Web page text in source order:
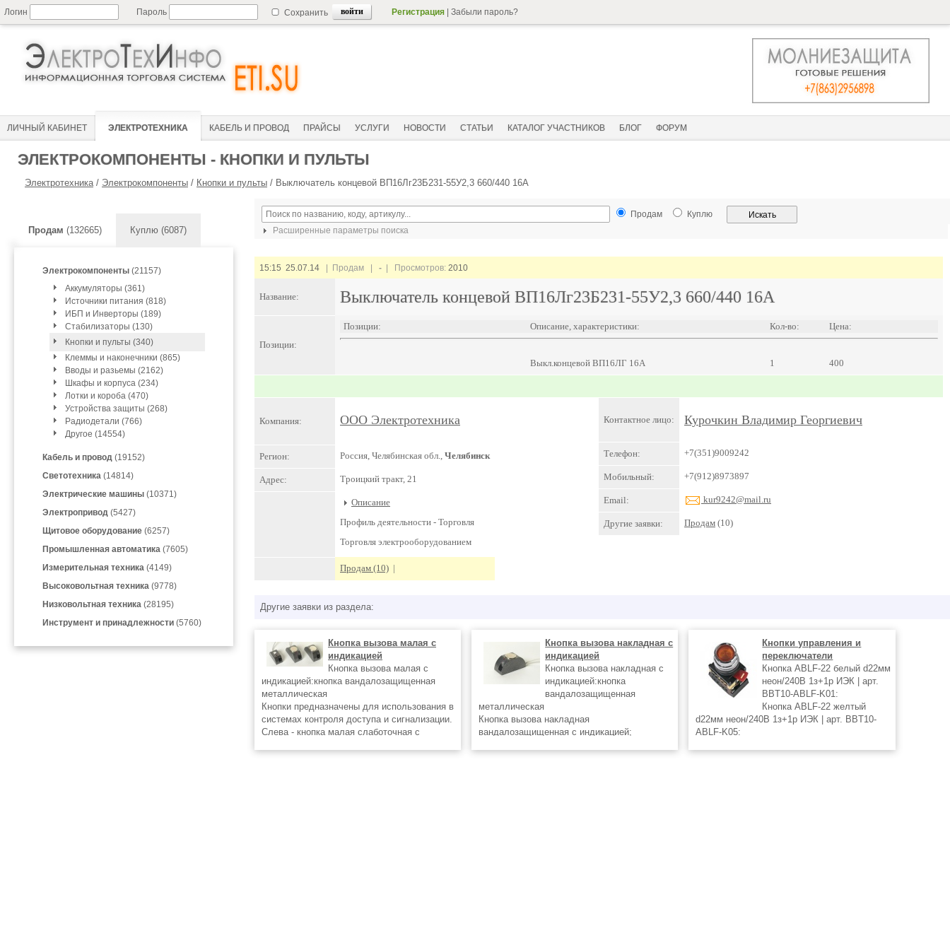
Логин Пароль Сохранить Регистрация Забыли пароль?
ЛИЧНЫЙ КАБИНЕТ ЭЛЕКТРОТЕХНИКА КАБЕЛЬ И ПРОВОД ПРАЙСЫ УСЛУГИ НОВОСТИ СТАТЬИ КАТАЛОГ УЧАСТНИКОВ БЛОГ ФОРУМ
ЭЛЕКТРОКОМПОНЕНТЫ - КНОПКИ И ПУЛЬТЫ
Электротехника/ Электрокомпоненты / Кнопки и пульты / Выключатель концевой ВП16Лг23Б231-55У2,3 660/440 16А
Продам (132665) Куплю (6087)
Электрокомпоненты (21157)
Аккумуляторы (361)
Источники питания (818)
ИБП и Инверторы (189)
Стабилизаторы (130)
Кнопки и пульты (340)
Клеммы и наконечники (865)
Вводы и разьемы (2162)
Шкафы и корпуса (234)
Лотки и короба (470)
Устройства защиты (268)
Радиодетали (766)
Другое (14554)
Кабель и провод (19152)
Светотехника (14814)
Электрические машины (10371)
Электропривод (5427)
Щитовое оборудование (6257)
Промышленная автоматика (7605)
Измерительная техника (4149)
Высоковольтная техника (9778)
Низковольтная техника (28195)
Инструмент и принадлежности (5760)
Продам
Куплю
Расширенные параметры поиска
15:15 25.07.14 | Продам | - | Просмотров: 2010
Название: Выключатель концевой ВП16Лг23Б231-55У2,3 660/440 16А
Позиции:
Позиции: Описание, характеристики: Кол-во: Цена:
Выкл.концевой ВП16ЛГ 16А 1 400
Компания: ООО Электротехника
Регион: Россия, Челябинская обл., Челябинск
Адрес: Троицкий тракт, 21
Описание
Профиль деятельности - Торговля
Торговля электрооборудованием
Продам (10) |
Контактное лицо: Курочкин Владимир Георгиевич
Телефон: +7(351)9009242
Мобильный: +7(912)8973897
Email: kur9242@mail.ru
Другие заявки: Продам (10)
Другие заявки из раздела:
Кнопка вызова малая с
индикацией
Кнопка вызова малая с
индикацией:кнопка вандалозащищенная
металлическая
Кнопки предназначены для использования в
системах контроля доступа и сигнализации.
Слева - кнопка малая слаботочная с
Кнопка вызова накладная с
индикацией
Кнопка вызова накладная с
индикацией:кнопка
вандалозащищенная
металлическая
Кнопка вызова накладная
вандалозащищенная с индикацией;
Кнопки управления и
переключатели
Кнопка ABLF-22 белый d22мм
неон/240В 1з+1р ИЭК | арт.
BBT10-ABLF-K01:
Кнопка ABLF-22 желтый
d22мм неон/240В 1з+1р ИЭК | арт. BBT10-
ABLF-K05: